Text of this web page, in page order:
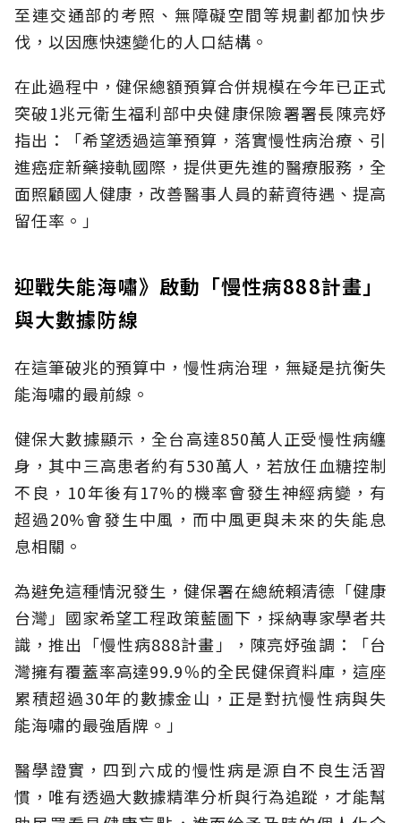
至連交通部的考照、無障礙空間等規劃都加快步
伐，以因應快速變化的人口結構。
在此過程中，健保總額預算合併規模在今年已正式
突破1兆元衛生福利部中央健康保險署署長陳亮妤
指出：「希望透過這筆預算，落實慢性病治療、引
進癌症新藥接軌國際，提供更先進的醫療服務，全
面照顧國人健康，改善醫事人員的薪資待遇、提高
留任率。」
迎戰失能海嘯》啟動「慢性病888計畫」
與大數據防線
在這筆破兆的預算中，慢性病治理，無疑是抗衡失
能海嘯的最前線。
健保大數據顯示，全台高達850萬人正受慢性病纏
身，其中三高患者約有530萬人，若放任血糖控制
不良，10年後有17%的機率會發生神經病變，有
超過20%會發生中風，而中風更與未來的失能息
息相關。
為避免這種情況發生，健保署在總統賴清德「健康
台灣」國家希望工程政策藍圖下，採納專家學者共
識，推出「慢性病888計畫」，陳亮妤強調：「台
灣擁有覆蓋率高達99.9％的全民健保資料庫，這座
累積超過30年的數據金山，正是對抗慢性病與失
能海嘯的最強盾牌。」
醫學證實，四到六成的慢性病是源自不良生活習
慣，唯有透過大數據精準分析與行為追蹤，才能幫